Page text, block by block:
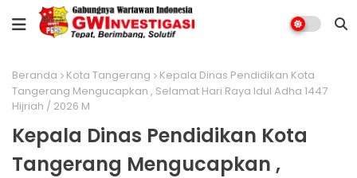
Beranda Kota Tangerang
Kepala Dinas Pendidikan Kota
Tangerang Mengucapkan , Selamat Hari Raya Idul Adha 1447
Hijriah / 2026 M
Kepala Dinas Pendidikan Kota
Tangerang Mengucapkan ,